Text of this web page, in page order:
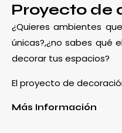
Proyecto de
¿Quieres ambientes
únicas?,¿no sabes qué
decorar tus espacios?
El proyecto de
Más Información